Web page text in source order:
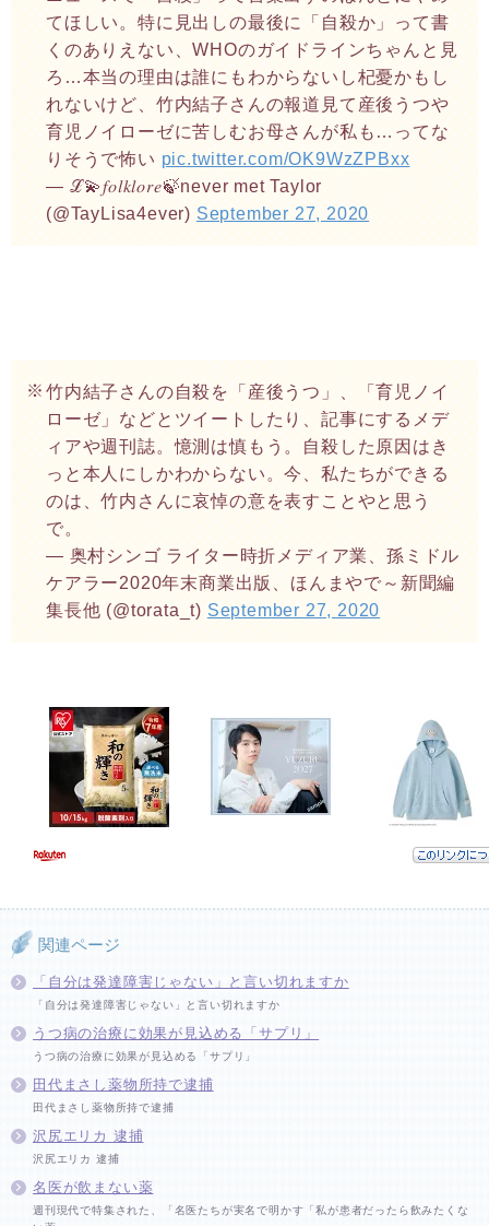
てほしい。特に見出しの最後に「自殺か」って書
くのありえない、WHOのガイドラインちゃんと見
ろ…本当の理由は誰にもわからないし杞憂かもし
れないけど、竹内結子さんの報道見て産後うつや
育児ノイローゼに苦しむお母さんが私も…ってな
りそうで怖い pic.twitter.com/OK9WzZPBxx
— ℒ💫𝑓𝑜𝑙𝑘𝑙𝑜𝑟𝑒🍃never met Taylor
(@TayLisa4ever) September 27, 2020
竹内結子さんの自殺を「産後うつ」、「育児ノイ
ローゼ」などとツイートしたり、記事にするメデ
ィアや週刊誌。憶測は慎もう。自殺した原因はき
っと本人にしかわからない。今、私たちができる
のは、竹内さんに哀悼の意を表すことやと思う
で。
— 奥村シンゴ ライター時折メディア業、孫ミドル
ケアラー2020年末商業出版、ほんまやで～新聞編
集長他 (@torata_t) September 27, 2020
関連ページ
「自分は発達障害じゃない」と言い切れますか
「自分は発達障害じゃない」と言い切れますか
うつ病の治療に効果が見込める「サプリ」
うつ病の治療に効果が見込める「サプリ」
田代まさし薬物所持で逮捕
田代まさし薬物所持で逮捕
沢尻エリカ 逮捕
沢尻エリカ 逮捕
名医が飲まない薬
週刊現代で特集された、「名医たちが実名で明かす「私が患者だったら飲みたくな